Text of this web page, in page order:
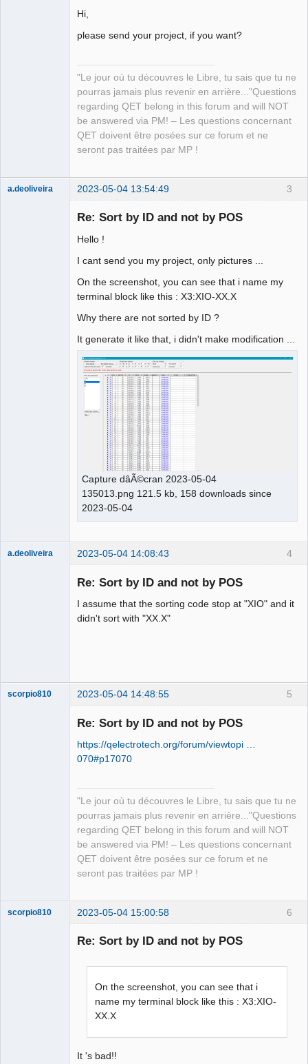
Hi,
please send your project, if you want?
"Le jour où tu découvres le Libre, tu sais que tu ne
pourras jamais plus revenir en arrière..."Questions
regarding QET belong in this forum and will NOT
be answered via PM! – Les questions concernant
QET doivent être posées sur ce forum et ne
seront pas traitées par MP !
3
a.deoliveira 2023-05-04 13:54:49
Re: Sort by ID and not by POS
Hello !
I cant send you my project, only pictures ...
On the screenshot, you can see that i name my
terminal block like this : X3:XIO-XX.X
Why there are not sorted by ID ?
It generate it like that, i didn't make modification ...
Capture dâÃ©cran 2023-05-04
135013.png 121.5 kb, 158 downloads since
2023-05-04
4
a.deoliveira 2023-05-04 14:08:43
Re: Sort by ID and not by POS
I assume that the sorting code stop at "XIO" and it
didn't sort with "XX.X"
5
scorpio810 2023-05-04 14:48:55
Re: Sort by ID and not by POS
https://qelectrotech.org/forum/viewtopi …
070#p17070
"Le jour où tu découvres le Libre, tu sais que tu ne
pourras jamais plus revenir en arrière..."Questions
regarding QET belong in this forum and will NOT
be answered via PM! – Les questions concernant
QET doivent être posées sur ce forum et ne
seront pas traitées par MP !
6
scorpio810 2023-05-04 15:00:58
Re: Sort by ID and not by POS
On the screenshot, you can see that i
name my terminal block like this : X3:XIO-
XX.X
It 's bad!!